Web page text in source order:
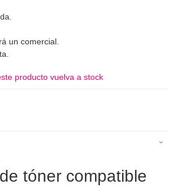
un comercial.
producto vuelva a stock
tóner compatible